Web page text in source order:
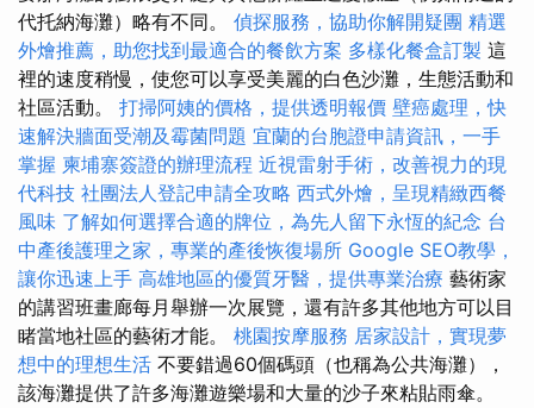
代托納海灘）略有不同。 偵探服務，協助你解開疑團 精選
外燴推薦，助您找到最適合的餐飲方案 多樣化餐盒訂製 這
裡的速度稍慢，使您可以享受美麗的白色沙灘，生態活動和
社區活動。 打掃阿姨的價格，提供透明報價 壁癌處理，快
速解決牆面受潮及霉菌問題 宜蘭的台胞證申請資訊，一手
掌握 柬埔寨簽證的辦理流程 近視雷射手術，改善視力的現
代科技 社團法人登記申請全攻略 西式外燴，呈現精緻西餐
風味 了解如何選擇合適的牌位，為先人留下永恆的紀念 台
中產後護理之家，專業的產後恢復場所 Google SEO教學，
讓你迅速上手 高雄地區的優質牙醫，提供專業治療 藝術家
的講習班畫廊每月舉辦一次展覽，還有許多其他地方可以目
睹當地社區的藝術才能。 桃園按摩服務 居家設計，實現夢
想中的理想生活 不要錯過60個碼頭（也稱為公共海灘），
該海灘提供了許多海灘遊樂場和大量的沙子來粘貼雨傘。